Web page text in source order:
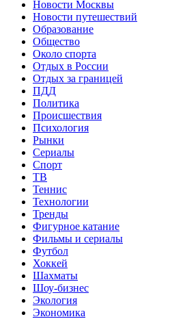
Новости Москвы
Новости путешествий
Образование
Общество
Около спорта
Отдых в России
Отдых за границей
ПДД
Политика
Происшествия
Психология
Рынки
Сериалы
Спорт
ТВ
Теннис
Технологии
Тренды
Фигурное катание
Фильмы и сериалы
Футбол
Хоккей
Шахматы
Шоу-бизнес
Экология
Экономика